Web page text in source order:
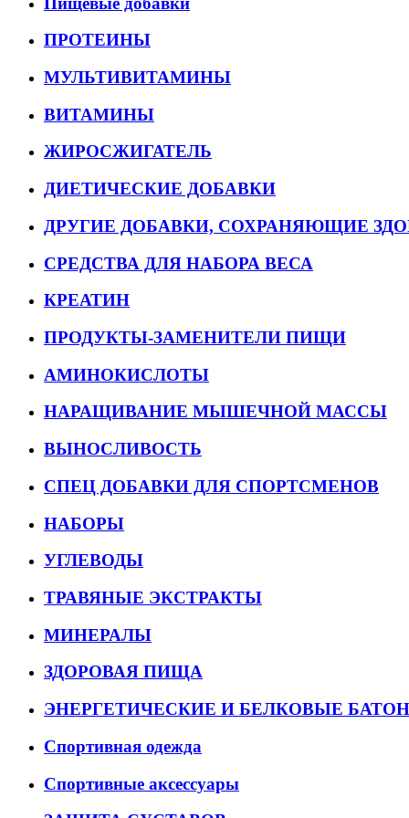
ПРОТЕИНЫ
МУЛЬТИВИТАМИНЫ
ВИТАМИНЫ
ЖИРОСЖИГАТЕЛЬ
ДИЕТИЧЕСКИЕ ДОБАВКИ
ДРУГИЕ ДОБАВКИ, СОХРАНЯЮЩИЕ
СРЕДСТВА ДЛЯ НАБОРА ВЕСА
КРЕАТИН
ПРОДУКТЫ-ЗАМЕНИТЕЛИ ПИЩИ
АМИНОКИСЛОТЫ
НАРАЩИВАНИЕ МЫШЕЧНОЙ МАССЫ
ВЫНОСЛИВОСТЬ
СПЕЦ ДОБАВКИ ДЛЯ СПОРТСМЕНОВ
НАБОРЫ
УГЛЕВОДЫ
ТРАВЯНЫЕ ЭКСТРАКТЫ
МИНЕРАЛЫ
ЗДОРОВАЯ ПИЩА
ЭНЕРГЕТИЧЕСКИЕ И БЕЛКОВЫЕ
Спортивная одежда
Спортивные аксессуары